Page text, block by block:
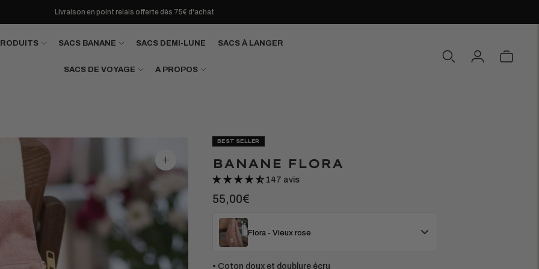
Livraison en point relais offerte dès 75€ d'achat
SACS BANANE SACS DEMI-LUNE SACS À LANGER
SACS DE VOYAGE A PROPOS
Agrandir
l'image
BEST SELLER
BANANE FLORA
147 avis
55,00€
Flora - Vieux rose
• Coton doux et doublure écru